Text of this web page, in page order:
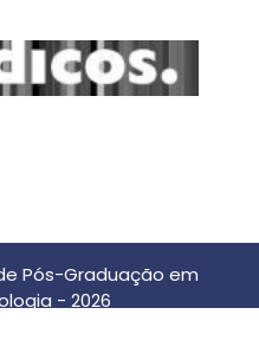
Pós-Graduação em
- 2026